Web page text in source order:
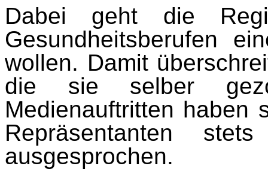
Dabei geht die
Gesundheitsberufen
wollen. Damit
die sie selber
Medienauftritten haben
Repräsentanten
ausgesprochen.